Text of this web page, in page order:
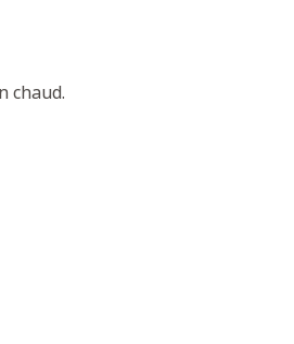
chaud.